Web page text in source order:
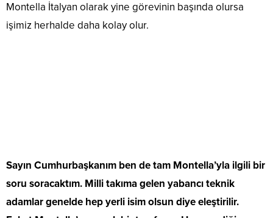
Montella İtalyan olarak yine görevinin başında olursa
işimiz herhalde daha kolay olur.
Sayın Cumhurbaşkanım ben de tam Montella’yla ilgili bir
soru soracaktım. Milli takıma gelen yabancı teknik
adamlar genelde hep yerli isim olsun diye eleştirilir.